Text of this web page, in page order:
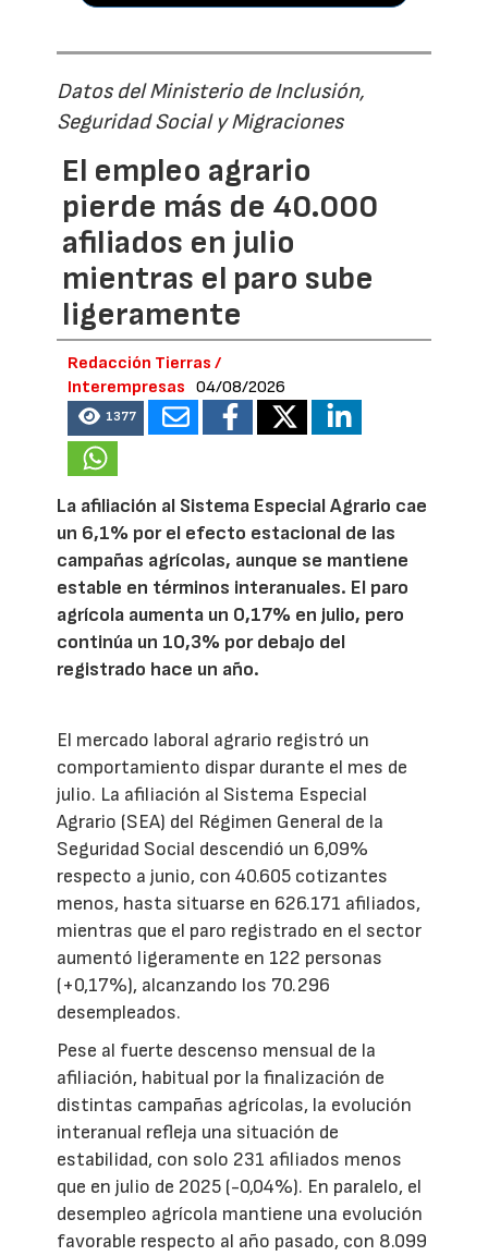
Datos del Ministerio de Inclusión,
Seguridad Social y Migraciones
El empleo agrario
pierde más de 40.000
afiliados en julio
mientras el paro sube
ligeramente
Redacción Tierras /
Interempresas
04/08/2026
1377
La afiliación al Sistema Especial Agrario cae
un 6,1% por el efecto estacional de las
campañas agrícolas, aunque se mantiene
estable en términos interanuales. El paro
agrícola aumenta un 0,17% en julio, pero
continúa un 10,3% por debajo del
registrado hace un año.
El mercado laboral agrario registró un
comportamiento dispar durante el mes de
julio. La afiliación al Sistema Especial
Agrario (SEA) del Régimen General de la
Seguridad Social descendió un 6,09%
respecto a junio, con 40.605 cotizantes
menos, hasta situarse en 626.171 afiliados,
mientras que el paro registrado en el sector
aumentó ligeramente en 122 personas
(+0,17%), alcanzando los 70.296
desempleados.
Pese al fuerte descenso mensual de la
afiliación, habitual por la finalización de
distintas campañas agrícolas, la evolución
interanual refleja una situación de
estabilidad, con solo 231 afiliados menos
que en julio de 2025 (-0,04%). En paralelo, el
desempleo agrícola mantiene una evolución
favorable respecto al año pasado, con 8.099